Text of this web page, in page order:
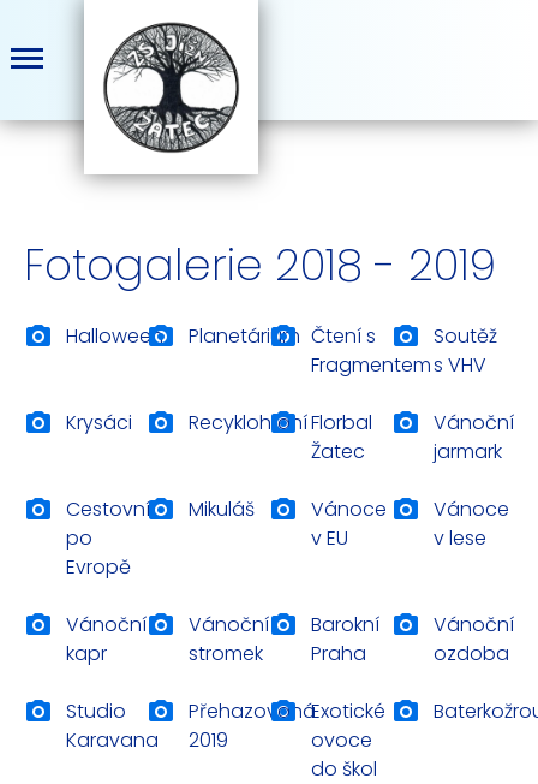
Fotogalerie 2018 - 2019
Halloween Planetárium Čtení s
Fragmentem
Soutěž
s VHV
Krysáci RecyklohraníFlorbal
Žatec
Vánoční
jarmark
Cestovní
po
Evropě
Mikuláš
Vánoce
v EU
Vánoce
v lese
Vánoční
kapr
Vánoční
stromek
Barokní
Praha
Vánoční
ozdoba
Studio
Karavana
Přehazovaná
2019
Exotické
ovoce
do škol